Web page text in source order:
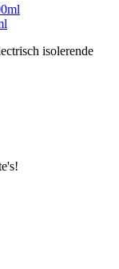
isolerende